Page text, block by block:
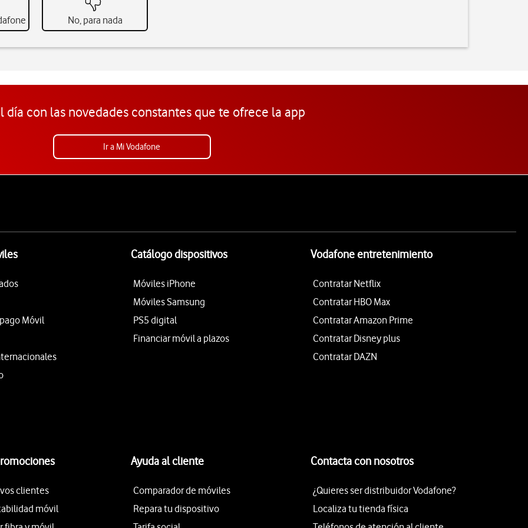
No, para nada
día con las novedades constantes que te ofrece la app
Ir a Mi Vodafone
Móvil
Catálogo dispositivos
Móviles iPhone
Móviles Samsung
PS5 digital
Financiar móvil a plazos
Vodafone entretenimiento
Contratar Netflix
Contratar HBO Max
Contratar Amazon Prime
Contratar Disney plus
Contratar DAZN
clientes
móvil
Ayuda al cliente
Comparador de móviles
Repara tu dispositivo
Contacta con nosotros
¿Quieres ser distribuidor Vodafone?
Localiza tu tienda física